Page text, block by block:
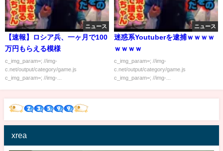
ニュース
【速報】ロシア兵、一ヶ月で100
万円もらえる模様
c_img_param=; //img-
c.net/output/category/game.js
c_img_param=; //img-...
ニュース
迷惑系Youtuberを逮捕ｗｗｗｗ
ｗｗｗｗ
c_img_param=; //img-
c.net/output/category/game.js
c_img_param=; //img-...
xrea